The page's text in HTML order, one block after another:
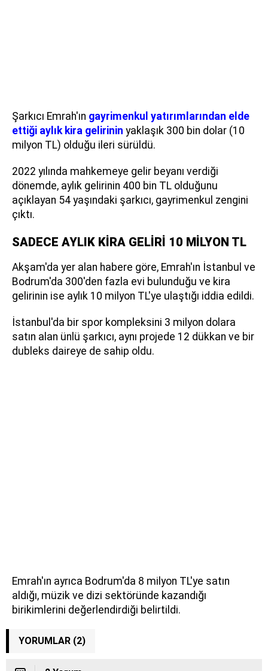
Şarkıcı Emrah'ın gayrimenkul yatırımlarından elde
ettiği aylık kira gelirinin yaklaşık 300 bin dolar (10
milyon TL) olduğu ileri sürüldü.
2022 yılında mahkemeye gelir beyanı verdiği
dönemde, aylık gelirinin 400 bin TL olduğunu
açıklayan 54 yaşındaki şarkıcı, gayrimenkul zengini
çıktı.
SADECE AYLIK KİRA GELİRİ 10 MİLYON TL
Akşam'da yer alan habere göre, Emrah'ın İstanbul ve
Bodrum'da 300'den fazla evi bulunduğu ve kira
gelirinin ise aylık 10 milyon TL'ye ulaştığı iddia edildi.
İstanbul'da bir spor kompleksini 3 milyon dolara
satın alan ünlü şarkıcı, aynı projede 12 dükkan ve bir
dubleks daireye de sahip oldu.
Emrah'ın ayrıca Bodrum'da 8 milyon TL'ye satın
aldığı, müzik ve dizi sektöründe kazandığı
birikimlerini değerlendirdiği belirtildi.
YORUMLAR (2)